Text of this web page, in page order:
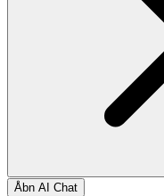
Åbn AI Chat